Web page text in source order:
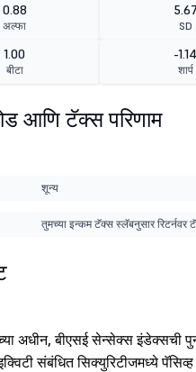
0.88
अल्फा
5.67
SD
1.00
बीटा
-1.14
शार्प
आणि टॅक्स परिणाम
शून्य
तुमच्या इन्कम टॅक्स स्लॅबनुसार रिटर्नवर
अधीन, बीएसई सेन्सेक्स इंडेक्सची
संबंधित सिक्युरिटीजमध्ये